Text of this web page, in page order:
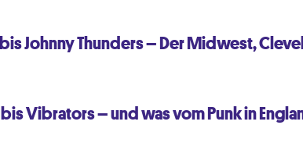
bis Johnny Thunders – Der Midwest,
bis Vibrators – und was vom Punk in